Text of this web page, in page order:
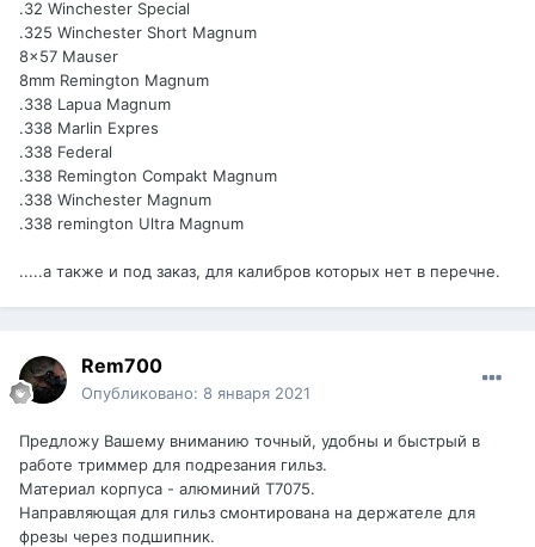
.32 Winchester Special
.325 Winchester Short Magnum
8x57 Mauser
8mm Remington Magnum
.338 Lapua Magnum
.338 Marlin Expres
.338 Federal
.338 Remington Compakt Magnum
.338 Winchester Magnum
.338 remington Ultra Magnum
.....а также и под заказ, для калибров которых нет в перечне.
Rem700
Опубликовано: 8 января 2021
Предложу Вашему вниманию точный, удобны и быстрый в
работе триммер для подрезания гильз.
Материал корпуса - алюминий Т7075.
Направляющая для гильз смонтирована на держателе для
фрезы через подшипник.